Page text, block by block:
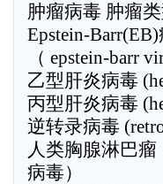
肿瘤病毒 肿瘤
Epstein-
（ epstein-barr
乙型肝炎病毒
丙型肝炎病毒
逆转录病毒
人类胸腺淋巴
病毒）